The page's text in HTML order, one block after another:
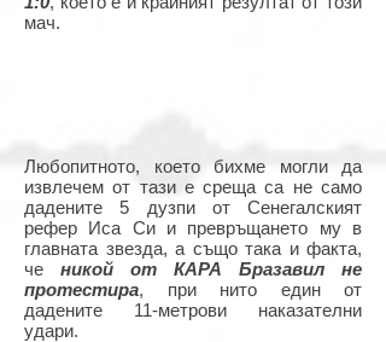
мач.
Любопитното, което бихме могли да
извлечем от тази е среща са не само
дадените 5 дузпи от Сенегалският
рефер Иса Си и превръщането му в
главната звезда, а също така и факта,
че никой от КАРА Бразавил не
протестира, при нито един от
дадените 11-метрови наказателни
удари.